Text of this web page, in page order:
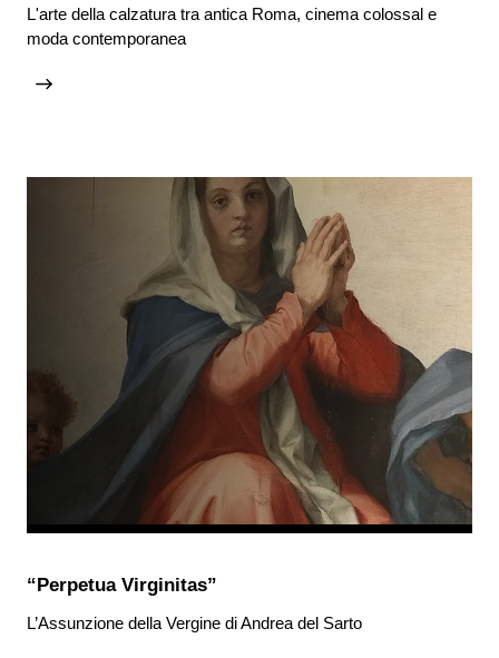
L'arte della calzatura tra antica Roma, cinema colossal e
moda contemporanea
“Perpetua Virginitas”
L’Assunzione della Vergine di Andrea del Sarto